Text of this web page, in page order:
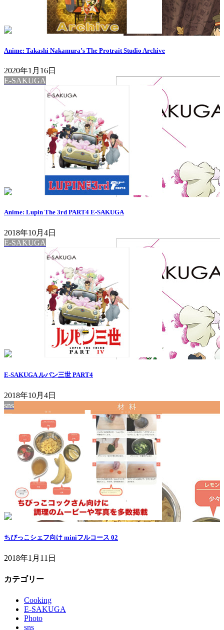
Anime: Takashi Nakamura’s The Protrait Studio Archive
2020年1月16日
E-SAKUGA
Anime: Lupin The 3rd PART4 E-SAKUGA
2018年10月4日
E-SAKUGA
E-SAKUGA ルパン三世 PART4
2018年10月4日
sns
ちびっこシェフ向け miniフルコース 02
2018年1月11日
カテゴリー
Cooking
E-SAKUGA
Photo
sns